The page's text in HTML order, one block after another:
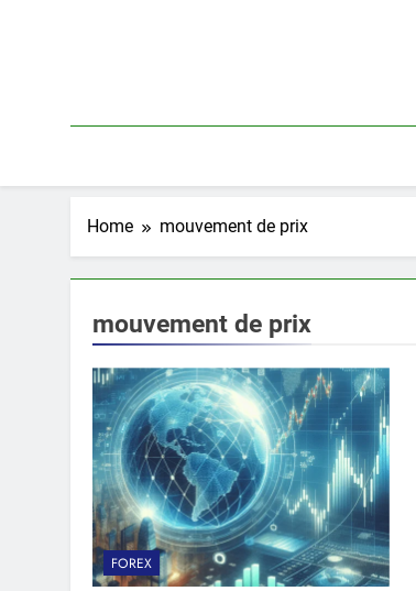
Home mouvement de prix
mouvement de prix
FOREX